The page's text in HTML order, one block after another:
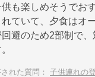
供も楽しめそうでお
ていて、夕食はオ
避のため2部制で
された質問： 子供連れの